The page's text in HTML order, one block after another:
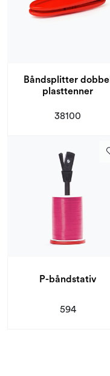
Båndsplitter dobbel
plasttenner
38100
P-båndstativ
594